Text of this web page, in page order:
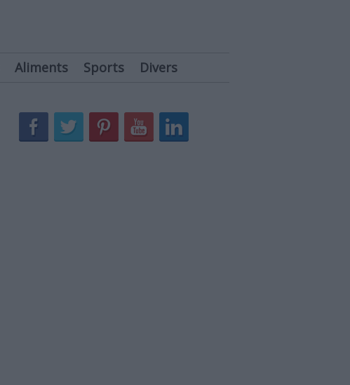
Aliments Sports Divers